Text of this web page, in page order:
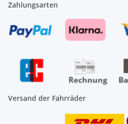
Zahlungsarten
Versand der Fahrräder